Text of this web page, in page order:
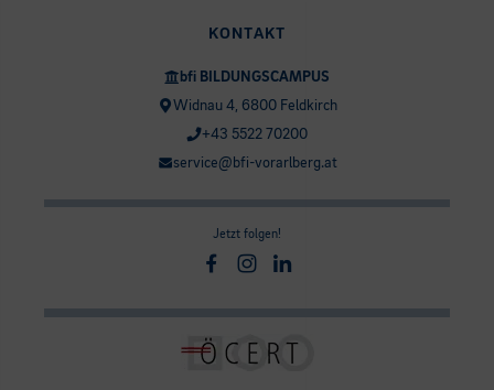
KONTAKT
bfi BILDUNGSCAMPUS
Widnau 4, 6800 Feldkirch
+43 5522 70200
service@bfi-vorarlberg.at
Jetzt folgen!
Facebook
Instagram
Linkedin